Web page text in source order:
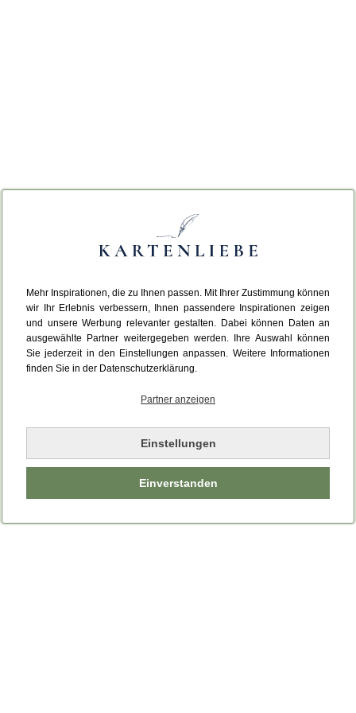
Mehr Inspirationen, die zu Ihnen passen. Mit Ihrer Zustimmung können
wir Ihr Erlebnis verbessern, Ihnen passendere Inspirationen zeigen
und unsere Werbung relevanter gestalten. Dabei können Daten an
ausgewählte Partner weitergegeben werden. Ihre Auswahl können
Sie jederzeit in den Einstellungen anpassen. Weitere Informationen
finden Sie in der Datenschutzerklärung.
Partner anzeigen
Einstellungen
Einverstanden